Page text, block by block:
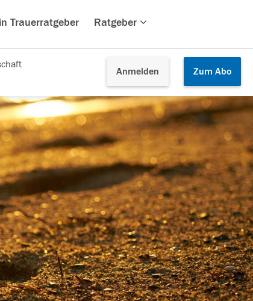
Trauerratgeber Ratgeber
Anmelden Zum Abo